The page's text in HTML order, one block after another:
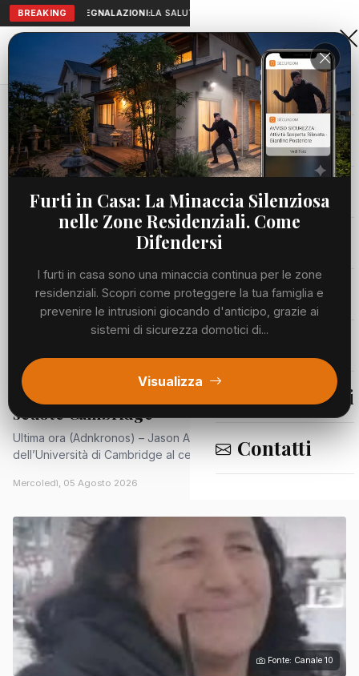
BREAKING SEGNALAZIONI:LA SALUTE A PORTATA DI MANO:
Aranova • NET
PORTALE UTILE AL TERRITORIO
Home
Cronaca
Viabilità
Meteo
Segnalazioni
Contatti
Cronaca
1117 articoli pubblicati
CRONACA
Il prof dei record si dimette, il caso Arday
scuote Cambridge
Ultima ora (Adnkronos) – Jason Arday, 41enne professore
dell’Università di Cambridge al centro di un caso per i...
Mercoledì, 05 Agosto 2026
Fonte: Canale 10
Furti in Casa: La Minaccia Silenziosa
nelle Zone Residenziali. Come
Difendersi
I furti in casa sono una minaccia continua per le zone
residenziali. Scopri come proteggere la tua famiglia e
prevenire le intrusioni giocando d'anticipo, grazie ai
sistemi di sicurezza domotici di...
Visualizza